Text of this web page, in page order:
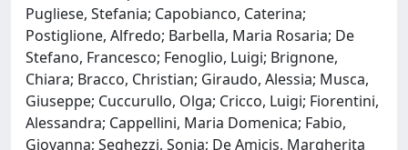
Pugliese, Stefania; Capobianco, Caterina;
Postiglione, Alfredo; Barbella, Maria Rosaria; De
Stefano, Francesco; Fenoglio, Luigi; Brignone,
Chiara; Bracco, Christian; Giraudo, Alessia; Musca,
Giuseppe; Cuccurullo, Olga; Cricco, Luigi; Fiorentini,
Alessandra; Cappellini, Maria Domenica; Fabio,
Giovanna; Seghezzi, Sonia; De Amicis, Margherita